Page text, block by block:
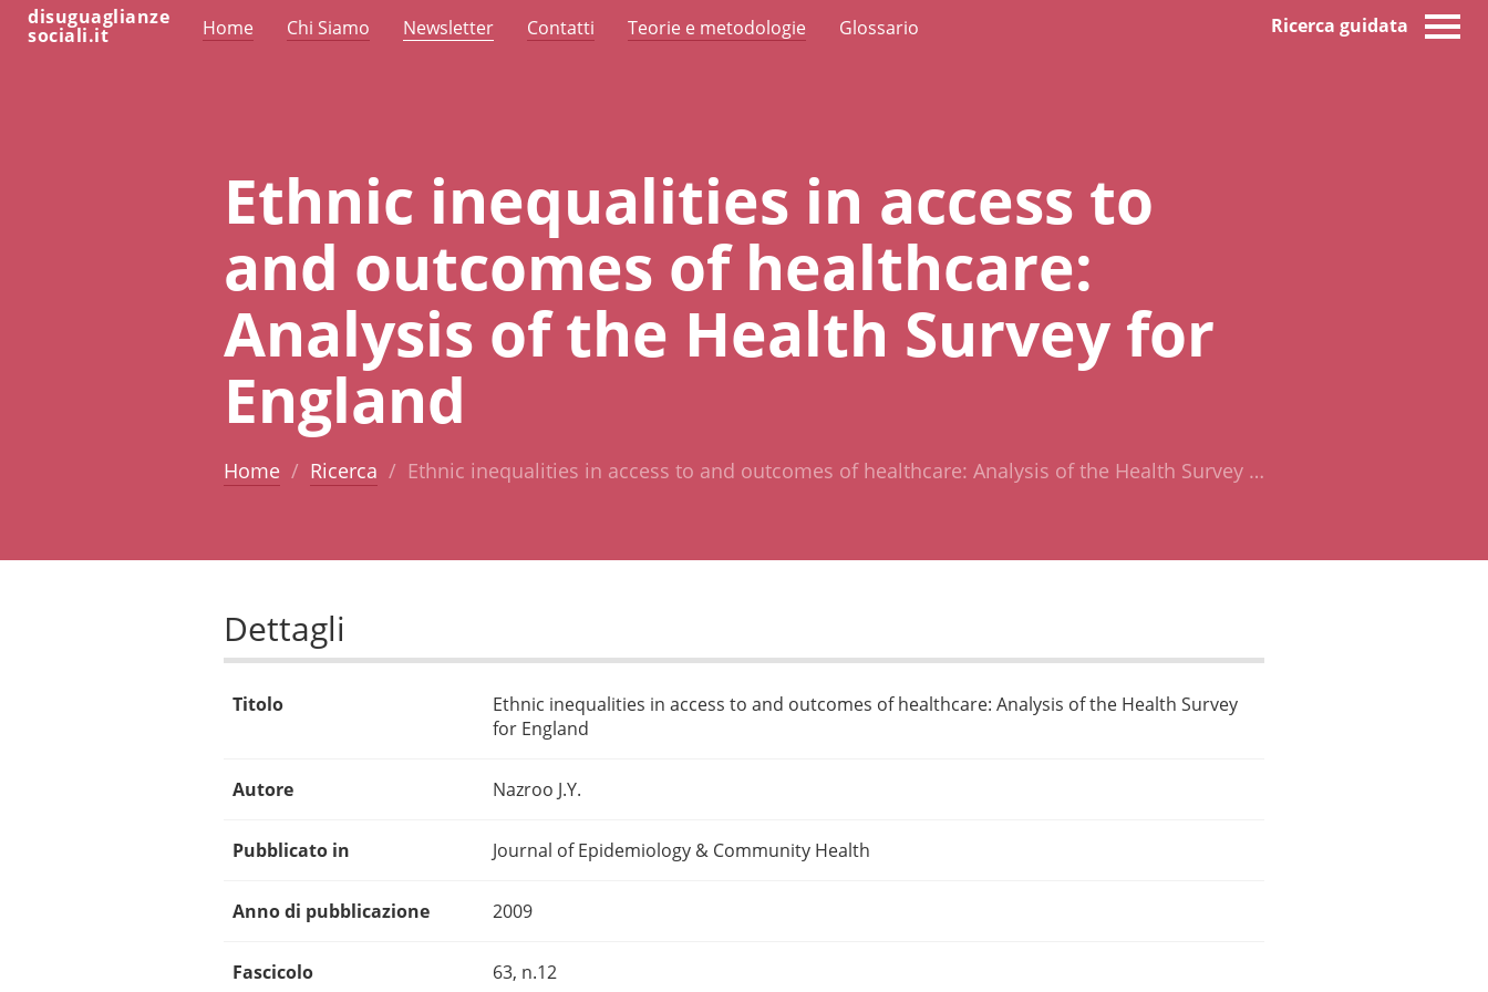
disuguaglianze
sociali.it Home Chi Siamo Newsletter Contatti Teorie e metodologie Glossario Ricerca guidata
Ethnic inequalities in access to
and outcomes of healthcare:
Analysis of the Health Survey for
England
Home Ricerca Ethnic inequalities in access to and outcomes of healthcare: Analysis of the Health Survey …
Dettagli
Titolo
Ethnic inequalities in access to and outcomes of healthcare: Analysis of the Health Survey
for England
Autore Nazroo J.Y.
Pubblicato in Journal of Epidemiology & Community Health
Anno di pubblicazione 2009
Fascicolo 63, n.12